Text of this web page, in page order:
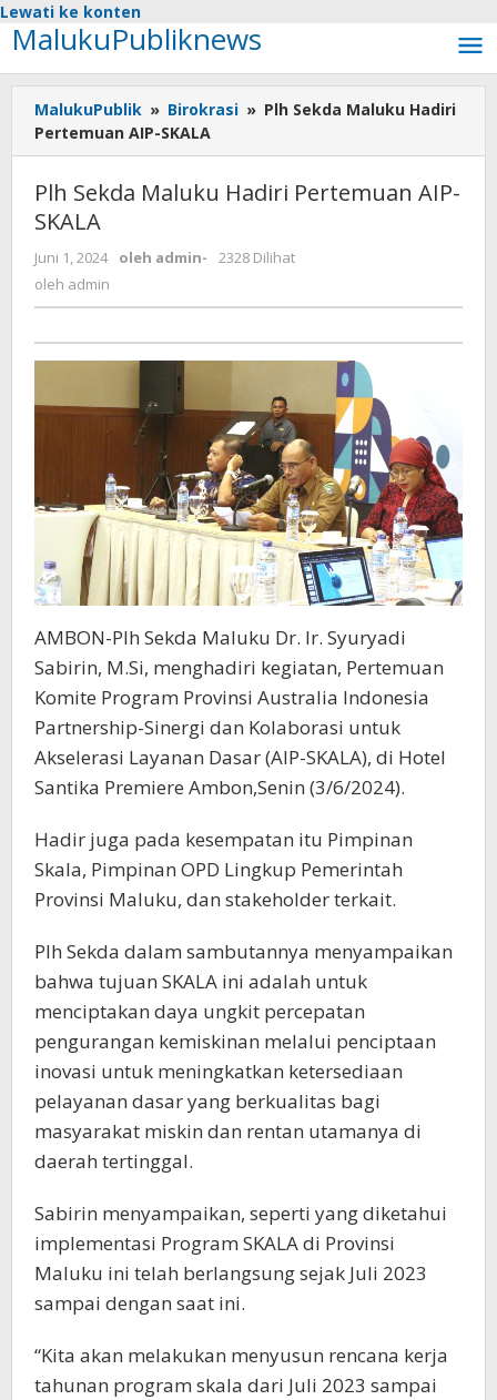
Lewati ke konten
MalukuPubliknews
MalukuPublik » Birokrasi » Plh Sekda Maluku Hadiri
Pertemuan AIP-SKALA
Plh Sekda Maluku Hadiri Pertemuan AIP-
SKALA
Juni 1, 2024 oleh admin-
2328 Dilihat
oleh admin
AMBON-Plh Sekda Maluku Dr. Ir. Syuryadi
Sabirin, M.Si, menghadiri kegiatan, Pertemuan
Komite Program Provinsi Australia Indonesia
Partnership-Sinergi dan Kolaborasi untuk
Akselerasi Layanan Dasar (AIP-SKALA), di Hotel
Santika Premiere Ambon,Senin (3/6/2024).
Hadir juga pada kesempatan itu Pimpinan
Skala, Pimpinan OPD Lingkup Pemerintah
Provinsi Maluku, dan stakeholder terkait.
Plh Sekda dalam sambutannya menyampaikan
bahwa tujuan SKALA ini adalah untuk
menciptakan daya ungkit percepatan
pengurangan kemiskinan melalui penciptaan
inovasi untuk meningkatkan ketersediaan
pelayanan dasar yang berkualitas bagi
masyarakat miskin dan rentan utamanya di
daerah tertinggal.
Sabirin menyampaikan, seperti yang diketahui
implementasi Program SKALA di Provinsi
Maluku ini telah berlangsung sejak Juli 2023
sampai dengan saat ini.
“Kita akan melakukan menyusun rencana kerja
tahunan program skala dari Juli 2023 sampai